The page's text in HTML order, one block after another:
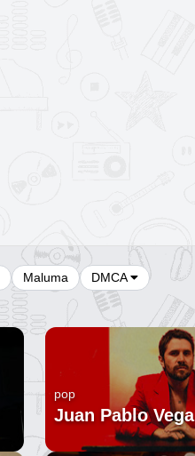
Maluma DMCA
pop
Juan Pablo Vega